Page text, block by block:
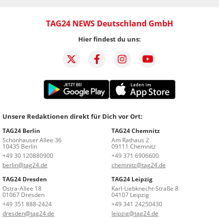
TAG24 NEWS Deutschland GmbH
Hier findest du uns:
Unsere Redaktionen direkt für Dich vor Ort:
TAG24 Berlin
Schönhauser Allee 36
10435 Berlin
+49 30 120880900
berlin@tag24.de
TAG24 Chemnitz
Am Rathaus 2
09111 Chemnitz
+49 371 6906600
chemnitz@tag24.de
TAG24 Dresden
Ostra-Allee 18
01067 Dresden
+49 351 888-2424
dresden@tag24.de
TAG24 Leipzig
Karl-Liebknecht-Straße 8
04107 Leipzig
+49 341 24250430
leipzig@tag24.de